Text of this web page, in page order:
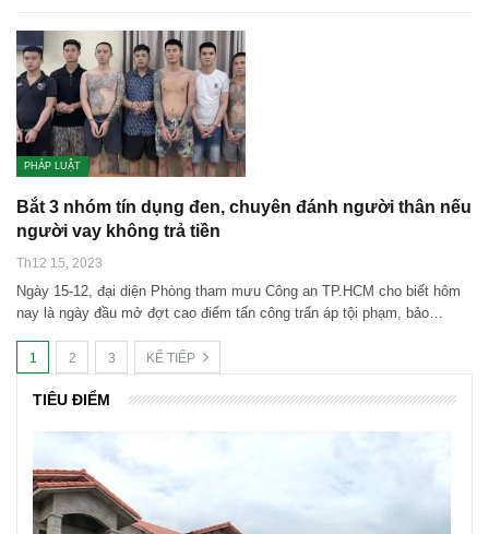
PHÁP LUẬT
Bắt 3 nhóm tín dụng đen, chuyên đánh người thân nếu
người vay không trả tiền
Th12 15, 2023
Ngày 15-12, đại diện Phòng tham mưu Công an TP.HCM cho biết hôm
nay là ngày đầu mở đợt cao điểm tấn công trấn áp tội phạm, bảo…
1 2 3 KẾ TIẾP
TIÊU ĐIỂM